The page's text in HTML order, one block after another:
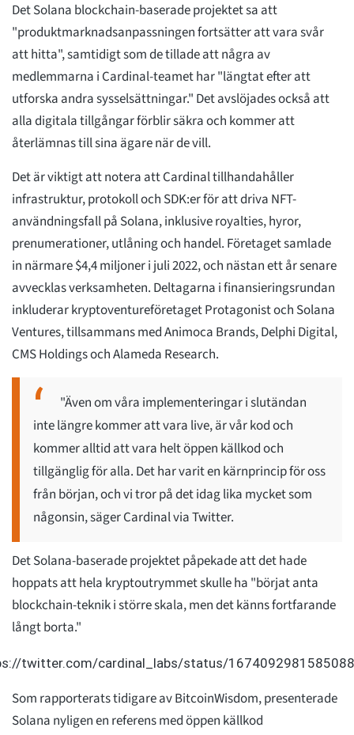
Det Solana blockchain-baserade projektet sa att
"produktmarknadsanpassningen fortsätter att vara svår
att hitta", samtidigt som de tillade att några av
medlemmarna i Cardinal-teamet har "längtat efter att
utforska andra sysselsättningar." Det avslöjades också att
alla digitala tillgångar förblir säkra och kommer att
återlämnas till sina ägare när de vill.
Det är viktigt att notera att Cardinal tillhandahåller
infrastruktur, protokoll och SDK:er för att driva NFT-
användningsfall på Solana, inklusive royalties, hyror,
prenumerationer, utlåning och handel. Företaget samlade
in närmare $4,4 miljoner i juli 2022, och nästan ett år senare
avvecklas verksamheten. Deltagarna i finansieringsrundan
inkluderar kryptoventureföretaget Protagonist och Solana
Ventures, tillsammans med Animoca Brands, Delphi Digital,
CMS Holdings och Alameda Research.
"Även om våra implementeringar i slutändan
inte längre kommer att vara live, är vår kod och
kommer alltid att vara helt öppen källkod och
tillgänglig för alla. Det har varit en kärnprincip för oss
från början, och vi tror på det idag lika mycket som
någonsin, säger Cardinal via Twitter.
Det Solana-baserade projektet påpekade att det hade
hoppats att hela kryptoutrymmet skulle ha "börjat anta
blockchain-teknik i större skala, men det känns fortfarande
långt borta."
twitter.com/cardinal_labs/status/
Som rapporterats tidigare av BitcoinWisdom, presenterade
Solana nyligen en referens med öppen källkod